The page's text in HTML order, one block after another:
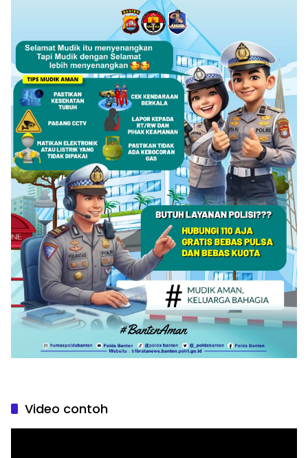
Video contoh